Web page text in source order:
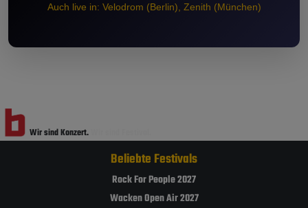
Auch live in: Velodrom (Berlin), Zenith (München)
Wir sind Konzert.
Beliebte Festivals
Rock For People 2027
Wacken Open Air 2027